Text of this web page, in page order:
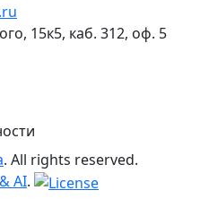
15к5, каб. 312, оф. 5
. All rights reserved.
AI.